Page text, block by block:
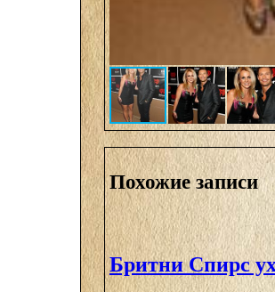
Похожие записи
Бритни Спирс